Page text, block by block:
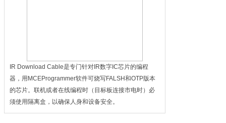
IR Download Cable是专门针对IR数字IC芯片的编程
器，用MCEProgrammer软件可烧写FALSH和OTP版本
的芯片。联机或者在线编程时（目标板连接市电时）必
须使用隔离盒，以确保人身和设备安全。